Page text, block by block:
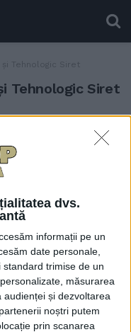
dvs.
informații pe un
date personale,
trimise de un
măsurarea
și dezvoltarea
noștri putem
prin scanarea
și Tehnologic Siret
Tehnologic Siret
sînt 600.
să atragă
2025
și
Siret. Sesiune
pentru
și tineri
în dezvoltarea
Se pot obține